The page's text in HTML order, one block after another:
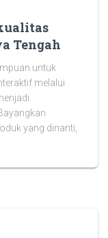
Tengah
untuk
melalui
yang dinanti,